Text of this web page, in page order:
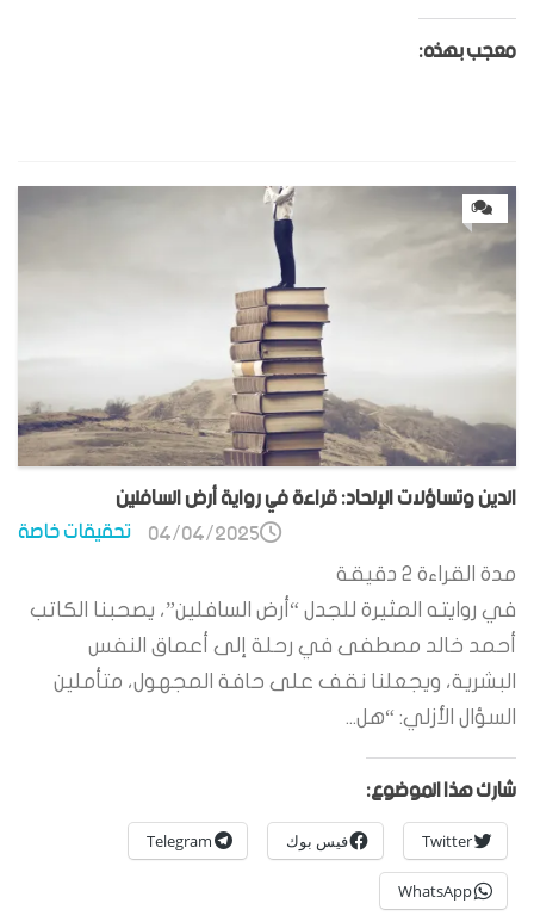
معجب بهذه:
0
الدين وتساؤلات الإلحاد: قراءة في رواية أرض السافلين
تحقيقات خاصة 04/04/2025
مدة القراءة 2 دقيقة
في روايته المثيرة للجدل “أرض السافلين”، يصحبنا الكاتب
أحمد خالد مصطفى في رحلة إلى أعماق النفس
البشرية، ويجعلنا نقف على حافة المجهول، متأملين
السؤال الأزلي: “هل...
شارك هذا الموضوع:
Twitter فيس بوك Telegram
WhatsApp